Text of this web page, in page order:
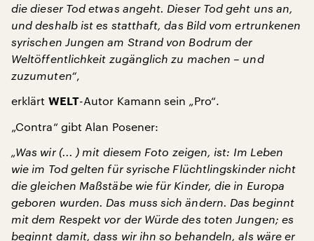
die dieser Tod etwas angeht. Dieser Tod geht uns an,
und deshalb ist es statthaft, das Bild vom ertrunkenen
syrischen Jungen am Strand von Bodrum der
Weltöffentlichkeit zugänglich zu machen – und
zuzumuten“,
erklärt WELT-Autor Kamann sein „Pro“.
„Contra“ gibt Alan Posener:
„Was wir (... ) mit diesem Foto zeigen, ist: Im Leben
wie im Tod gelten für syrische Flüchtlingskinder nicht
die gleichen Maßstäbe wie für Kinder, die in Europa
geboren wurden. Das muss sich ändern. Das beginnt
mit dem Respekt vor der Würde des toten Jungen; es
beginnt damit, dass wir ihn so behandeln, als wäre er